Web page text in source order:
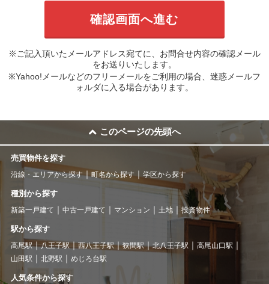
※ご記入頂いたメールアドレス宛てに、お問合せ内容の確認メール
をお送りいたします。
※Yahoo!メールなどのフリーメールをご利用の場合、迷惑メールフ
ォルダに入る場合があります。
このページの先頭へ
売買物件を探す
沿線・エリアから探す 町名から探す 学区から探す
種別から探す
新築一戸建て 中古一戸建て マンション 土地 投資物件
駅から探す
高尾駅 八王子駅 西八王子駅 狭間駅 北八王子駅
高尾山口駅
山田駅
北野駅 めじろ台駅
人気条件から探す